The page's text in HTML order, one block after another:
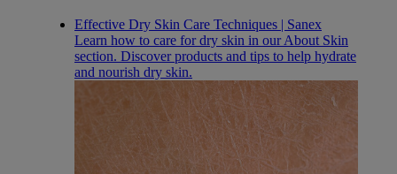
Effective Dry Skin Care Techniques | Sanex
Learn how to care for dry skin in our About Skin
section. Discover products and tips to help hydrate
and nourish dry skin.